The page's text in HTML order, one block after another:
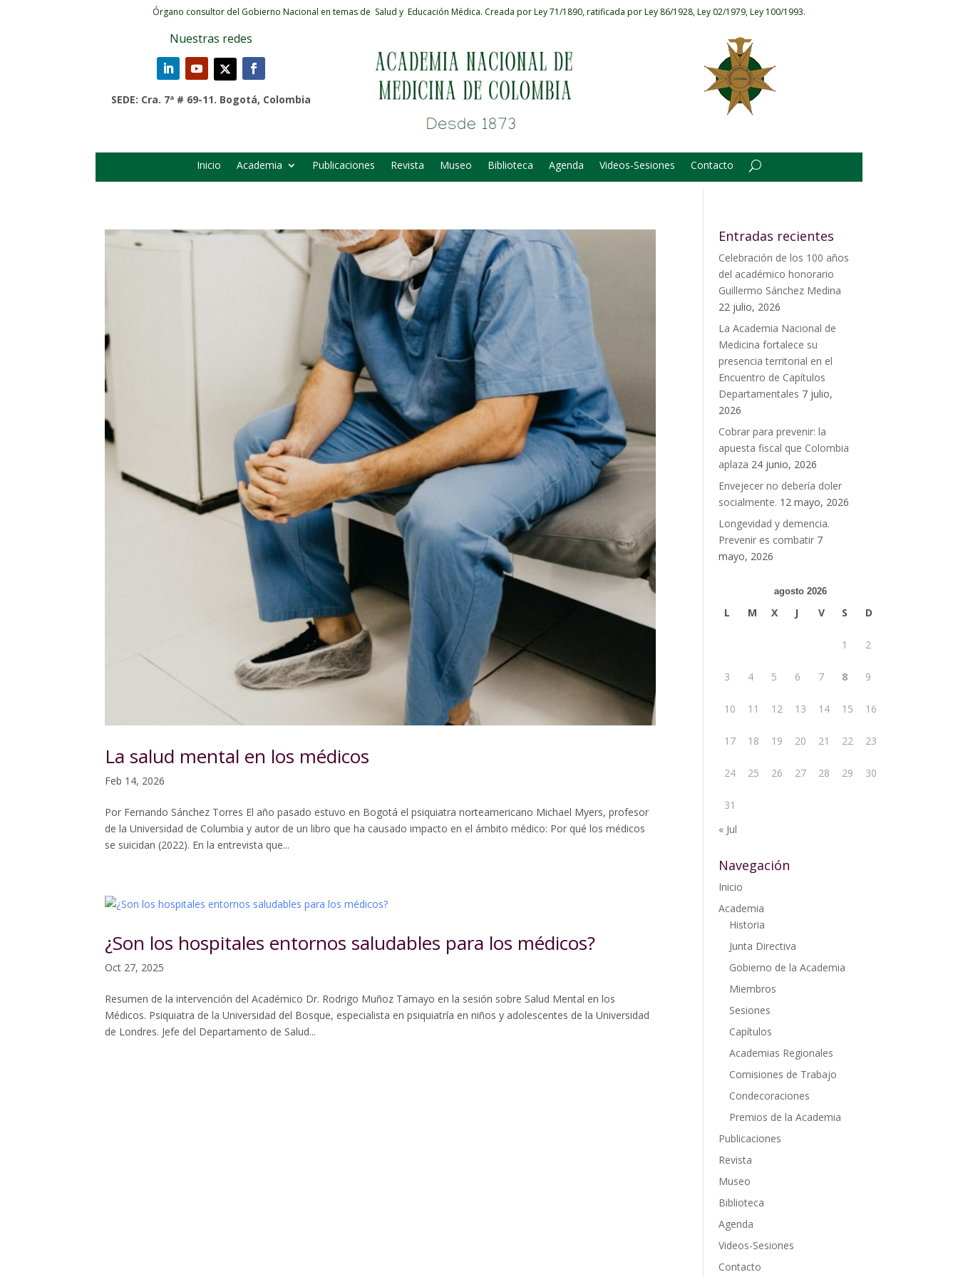
Órgano consultor del Gobierno Nacional en temas de Salud y Educación Médica. Creada por Ley 71/1890, ratificada por Ley 86/1928, Ley 02/1979, Ley 100/1993.
Nuestras redes
SEDE: Cra. 7ª # 69-11. Bogotá, Colombia
Inicio Academia Publicaciones Revista Museo Biblioteca Agenda Videos-Sesiones Contacto
La salud mental en los médicos
Feb 14, 2026
Por Fernando Sánchez Torres El año pasado estuvo en Bogotá el psiquiatra norteamericano Michael Myers, profesor
de la Universidad de Columbia y autor de un libro que ha causado impacto en el ámbito médico: Por qué los médicos
se suicidan (2022). En la entrevista que...
¿Son los hospitales entornos saludables para los médicos?
Oct 27, 2025
Resumen de la intervención del Académico Dr. Rodrigo Muñoz Tamayo en la sesión sobre Salud Mental en los
Médicos. Psiquiatra de la Universidad del Bosque, especialista en psiquiatría en niños y adolescentes de la Universidad
de Londres. Jefe del Departamento de Salud...
Entradas recientes
Celebración de los 100 años
del académico honorario
Guillermo Sánchez Medina
22 julio, 2026
La Academia Nacional de
Medicina fortalece su
presencia territorial en el
Encuentro de Capítulos
Departamentales 7 julio,
2026
Cobrar para prevenir: la
apuesta fiscal que Colombia
aplaza 24 junio, 2026
Envejecer no debería doler
socialmente. 12 mayo, 2026
Longevidad y demencia.
Prevenir es combatir 7
mayo, 2026
agosto 2026
L M X J V S D
1 2
3 4 5 6 7 8 9
10 11 12 13 14 15 16
17 18 19 20 21 22 23
24 25 26 27 28 29 30
31
« Jul
Navegación
Inicio
Academia
Historia
Junta Directiva
Gobierno de la Academia
Miembros
Sesiones
Capítulos
Academias Regionales
Comisiones de Trabajo
Condecoraciones
Premios de la Academia
Publicaciones
Revista
Museo
Biblioteca
Agenda
Videos-Sesiones
Contacto